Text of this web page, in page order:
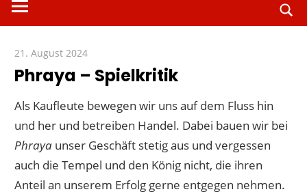
mehr!
21. August 2024
Phraya – Spielkritik
Als Kaufleute bewegen wir uns auf dem Fluss hin
und her und betreiben Handel. Dabei bauen wir bei
Phraya unser Geschäft stetig aus und vergessen
auch die Tempel und den König nicht, die ihren
Anteil an unserem Erfolg gerne entgegen nehmen.